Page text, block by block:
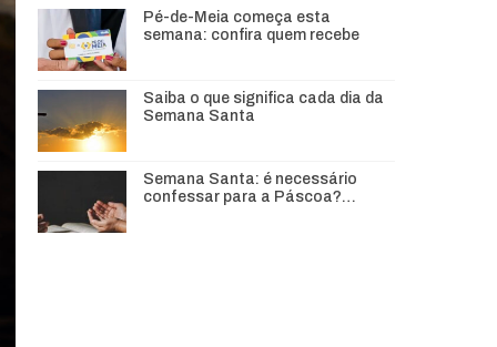
Pé-de-Meia começa esta
semana: confira quem recebe
Saiba o que significa cada dia da
Semana Santa
Semana Santa: é necessário
confessar para a Páscoa?…